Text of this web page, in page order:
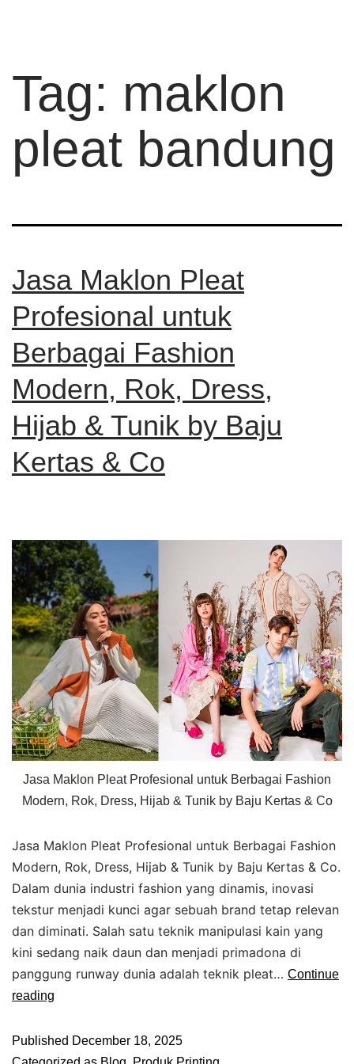
Tag: maklon
pleat bandung
Jasa Maklon Pleat
Profesional untuk
Berbagai Fashion
Modern, Rok, Dress,
Hijab & Tunik by Baju
Kertas & Co
Jasa Maklon Pleat Profesional untuk Berbagai Fashion
Modern, Rok, Dress, Hijab & Tunik by Baju Kertas & Co
Jasa Maklon Pleat Profesional untuk Berbagai Fashion
Modern, Rok, Dress, Hijab & Tunik by Baju Kertas & Co.
Dalam dunia industri fashion yang dinamis, inovasi
tekstur menjadi kunci agar sebuah brand tetap relevan
dan diminati. Salah satu teknik manipulasi kain yang
kini sedang naik daun dan menjadi primadona di
panggung runway dunia adalah teknik pleat… Continue
reading
Published December 18, 2025